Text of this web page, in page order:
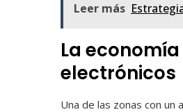
Leer más
La
electrónicos
Una de las zonas con